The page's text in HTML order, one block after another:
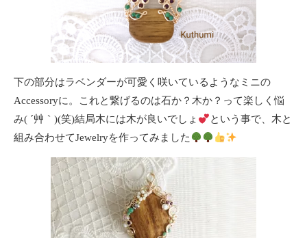
下の部分はラベンダーが可愛く咲いているようなミニの
Accessoryに。これと繋げるのは石か？木か？って楽しく悩
み( ´艸｀)(笑)結局木には木が良いでしょ
という事で、木と
組み合わせてJewelryを作ってみました